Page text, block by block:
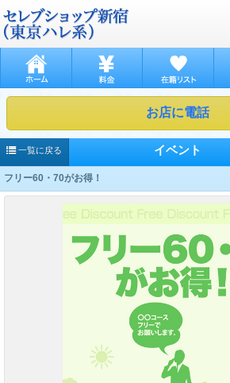
お店に電話
イベント
一覧に戻る
フリー60・70がお得！